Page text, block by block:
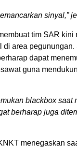
sinyal,”
tim SAR kini
di area
dapat
guna
blackbox saat
berharap juga
menegaskan